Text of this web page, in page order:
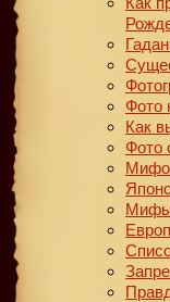
Фото
Как
Фото
Мифы